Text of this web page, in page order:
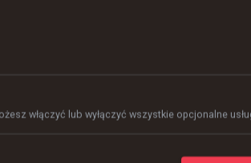
włączyć lub wyłączyć wszystkie opcjonalne